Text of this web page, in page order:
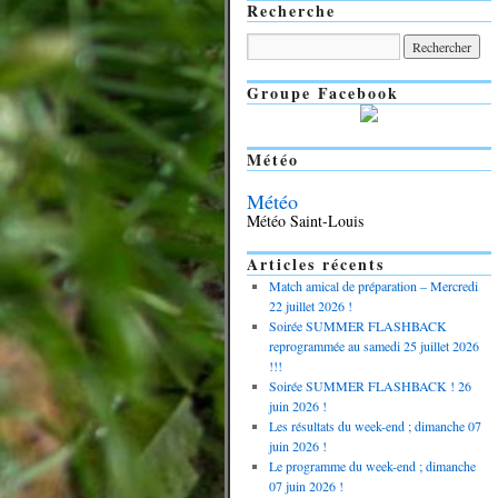
Recherche
Groupe Facebook
Météo
Météo
Météo Saint-Louis
Articles récents
Match amical de préparation – Mercredi
22 juillet 2026 !
Soirée SUMMER FLASHBACK
reprogrammée au samedi 25 juillet 2026
!!!
Soirée SUMMER FLASHBACK ! 26
juin 2026 !
Les résultats du week-end ; dimanche 07
juin 2026 !
Le programme du week-end ; dimanche
07 juin 2026 !